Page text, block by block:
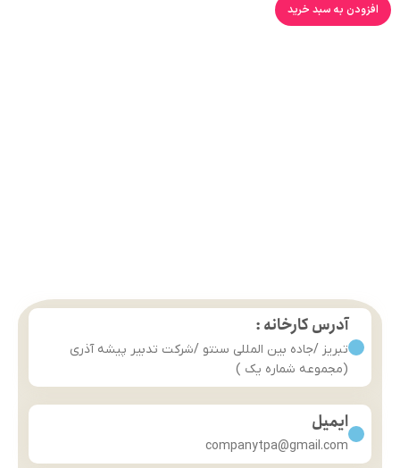
افزودن به سبد خرید
آدرس کارخانه :
تبریز /جاده بین المللی سنتو /شرکت تدبیر پیشه آذری
(مجموعه شماره یک )
ایمیل
companytpa@gmail.com